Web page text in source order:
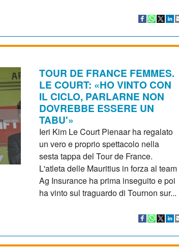
TOUR DE FRANCE FEMMES.
LE COURT: «HO VINTO CON
IL CICLO, PARLARNE NON
DOVREBBE ESSERE UN
TABU'»
Ieri Kim Le Court Pienaar ha regalato
un vero e proprio spettacolo nella
sesta tappa del Tour de France.
L'atleta delle Mauritius in forza al team
Ag Insurance ha prima inseguito e poi
ha vinto sul traguardo di Tournon sur...